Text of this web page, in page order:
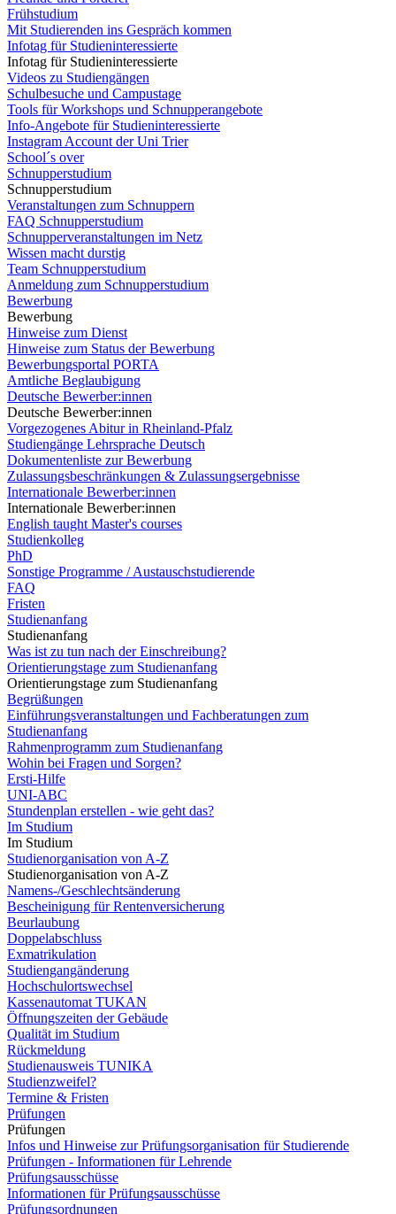
Frühstudium
Mit Studierenden ins Gespräch kommen
Infotag für Studieninteressierte
Infotag für Studieninteressierte
Videos zu Studiengängen
Schulbesuche und Campustage
Tools für Workshops und Schnupperangebote
Info-Angebote für Studieninteressierte
Instagram Account der Uni Trier
School´s over
Schnupperstudium
Schnupperstudium
Veranstaltungen zum Schnuppern
FAQ Schnupperstudium
Schnupperveranstaltungen im Netz
Wissen macht durstig
Team Schnupperstudium
Anmeldung zum Schnupperstudium
Bewerbung
Bewerbung
Hinweise zum Dienst
Hinweise zum Status der Bewerbung
Bewerbungsportal PORTA
Amtliche Beglaubigung
Deutsche Bewerber:innen
Deutsche Bewerber:innen
Vorgezogenes Abitur in Rheinland-Pfalz
Studiengänge Lehrsprache Deutsch
Dokumentenliste zur Bewerbung
Zulassungsbeschränkungen & Zulassungsergebnisse
Internationale Bewerber:innen
Internationale Bewerber:innen
English taught Master's courses
Studienkolleg
PhD
Sonstige Programme / Austauschstudierende
FAQ
Fristen
Studienanfang
Studienanfang
Was ist zu tun nach der Einschreibung?
Orientierungstage zum Studienanfang
Orientierungstage zum Studienanfang
Begrüßungen
Einführungsveranstaltungen und Fachberatungen zum
Studienanfang
Rahmenprogramm zum Studienanfang
Wohin bei Fragen und Sorgen?
Ersti-Hilfe
UNI-ABC
Stundenplan erstellen - wie geht das?
Im Studium
Im Studium
Studienorganisation von A-Z
Studienorganisation von A-Z
Namens-/Geschlechtsänderung
Bescheinigung für Rentenversicherung
Beurlaubung
Doppelabschluss
Exmatrikulation
Studiengangänderung
Hochschulortswechsel
Kassenautomat TUKAN
Öffnungszeiten der Gebäude
Qualität im Studium
Rückmeldung
Studienausweis TUNIKA
Studienzweifel?
Termine & Fristen
Prüfungen
Prüfungen
Infos und Hinweise zur Prüfungsorganisation für Studierende
Prüfungen - Informationen für Lehrende
Prüfungsausschüsse
Informationen für Prüfungsausschüsse
Prüfungsordnungen